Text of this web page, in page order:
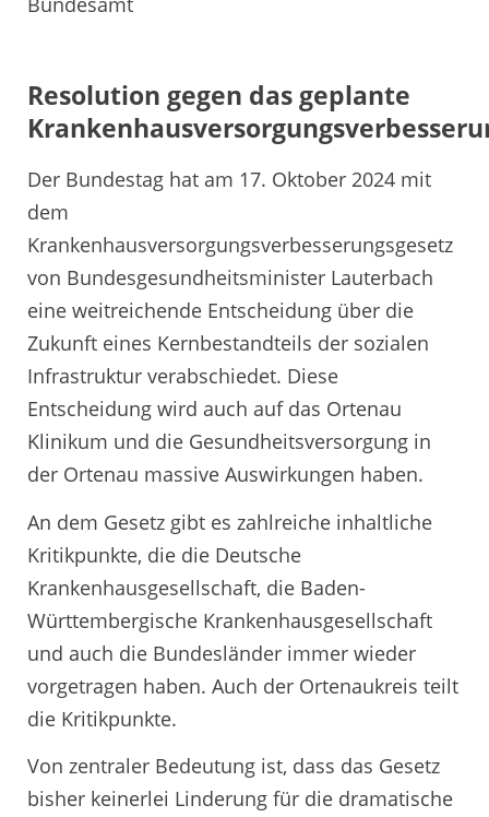
Resolution gegen das geplante
Der Bundestag hat am 17. Oktober 2024 mit
dem
Krankenhausversorgungsverbesserungsgesetz
von Bundesgesundheitsminister Lauterbach
eine weitreichende Entscheidung über die
Zukunft eines Kernbestandteils der sozialen
Infrastruktur verabschiedet. Diese
Entscheidung wird auch auf das Ortenau
Klinikum und die Gesundheitsversorgung in
der Ortenau massive Auswirkungen haben.
An dem Gesetz gibt es zahlreiche inhaltliche
Kritikpunkte, die die Deutsche
Krankenhausgesellschaft, die Baden-
Württembergische Krankenhausgesellschaft
und auch die Bundesländer immer wieder
vorgetragen haben. Auch der Ortenaukreis teilt
die Kritikpunkte.
Von zentraler Bedeutung ist, dass das Gesetz
bisher keinerlei Linderung für die dramatische